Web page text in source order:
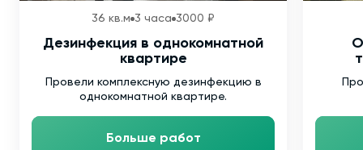
36 кв.м 3 часа 3000 ₽
Дезинфекция в однокомнатной
квартире
Провели комплексную дезинфекцию в
однокомнатной квартире.
Больше работ